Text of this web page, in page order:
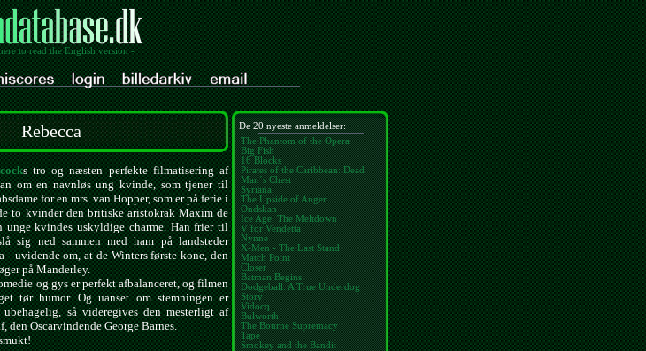
to read the English version -
Rebecca
s tro og næsten perfekte filmatisering af
om en navnløs ung kvinde, som tjener til
for en mrs. van Hopper, som er på ferie i
to kvinder den britiske aristokrak Maxim de
unge kvindes uskyldige charme. Han frier til
sig ned sammen med ham på landsteder
- uvidende om, at de Winters første kone, den
på Manderley.
og gys er perfekt afbalanceret, og filmen
tør humor. Og uanset om stemningen er
så videregives den mesterligt af
den Oscarvindende George Barnes.
De 20 nyeste anmeldelser:
The Phantom of the Opera
Big Fish
16 Blocks
Pirates of the Caribbean: Dead
Man´s Chest
Syriana
The Upside of Anger
Ondskan
Ice Age: The Meltdown
V for Vendetta
Nynne
X-Men - The Last Stand
Match Point
Closer
Batman Begins
Dodgeball: A True Underdog
Story
Vidocq
Bulworth
The Bourne Supremacy
Tape
Smokey and the Bandit